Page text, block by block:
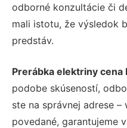
odborné konzultácie či
mali istotu, že výsledok
predstáv.
Prerábka elektriny cena
podobe skúseností,
ste na správnej adrese
povedané, garantujeme